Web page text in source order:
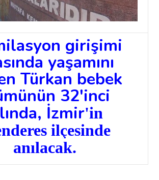
girişimi
yaşamını
Türkan bebek
32'inci
İzmir'in
ilçesinde
anılacak.